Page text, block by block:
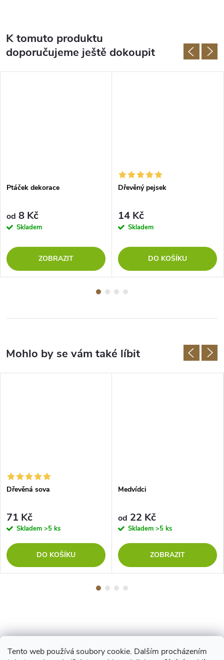
Tento web používá soubory cookie. Dalším procházením
K tomuto produktu
doporučujeme ještě dokoupit
Ptáček dekorace
od 8 Kč
Skladem
ZOBRAZIT
Dřevěný pejsek
14 Kč
Skladem
DO KOŠÍKU
Dřevěná sova
71 Kč
Skladem >5 ks
DO KOŠÍKU
Medvídci
od 22 Kč
Skladem >5 ks
ZOBRAZIT